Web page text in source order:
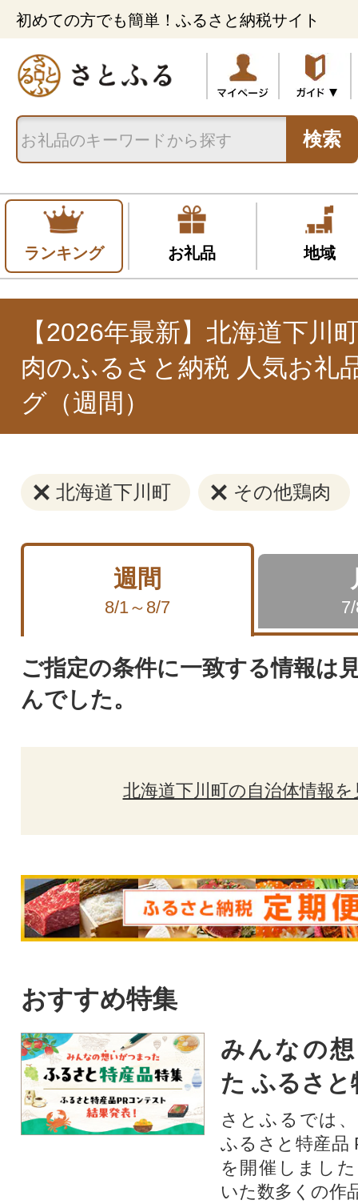
初めての方でも簡単！ふるさと納税サイト
検索
ランキング お礼品 地域
【2026年最新】北海道下川
肉のふるさと納税 人気お礼
グ（週間）
北海道下川町 その他鶏肉
週間
8/1～8/7
ご指定の条件に一致する情報は
んでした。
北海道下川町の自治体情報を
おすすめ特集
みんなの
た ふるさと
さとふるでは
ふるさと特産品
を開催しまし
いた数多くの作